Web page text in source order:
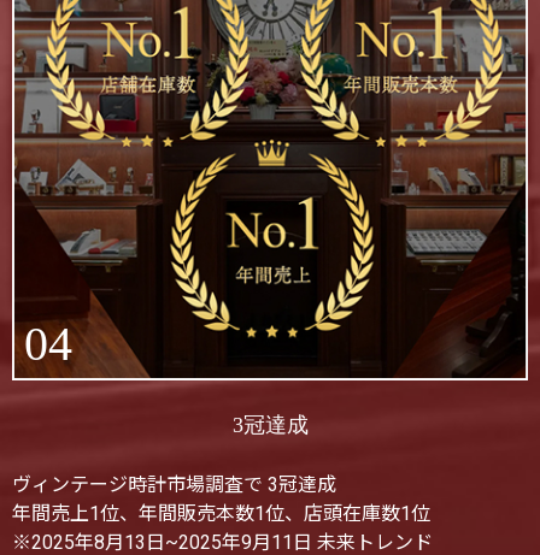
04
3冠達成
ヴィンテージ時計市場調査で 3冠達成
年間売上1位、年間販売本数1位、店頭在庫数1位
※2025年8月13日~2025年9月11日 未来トレンド